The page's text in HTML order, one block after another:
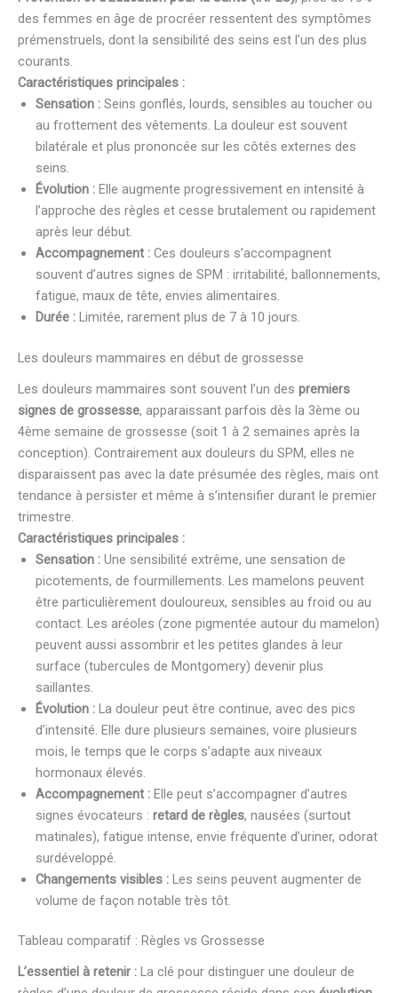
des femmes en âge de procréer ressentent des symptômes
prémenstruels, dont la sensibilité des seins est l’un des plus
courants.
Caractéristiques principales :
Sensation : Seins gonflés, lourds, sensibles au toucher ou
au frottement des vêtements. La douleur est souvent
bilatérale et plus prononcée sur les côtés externes des
seins.
Évolution : Elle augmente progressivement en intensité à
l’approche des règles et cesse brutalement ou rapidement
après leur début.
Accompagnement : Ces douleurs s’accompagnent
souvent d’autres signes de SPM : irritabilité, ballonnements,
fatigue, maux de tête, envies alimentaires.
Durée : Limitée, rarement plus de 7 à 10 jours.
Les douleurs mammaires en début de grossesse
Les douleurs mammaires sont souvent l’un des premiers
signes de grossesse, apparaissant parfois dès la 3ème ou
4ème semaine de grossesse (soit 1 à 2 semaines après la
conception). Contrairement aux douleurs du SPM, elles ne
disparaissent pas avec la date présumée des règles, mais ont
tendance à persister et même à s’intensifier durant le premier
trimestre.
Caractéristiques principales :
Sensation : Une sensibilité extrême, une sensation de
picotements, de fourmillements. Les mamelons peuvent
être particulièrement douloureux, sensibles au froid ou au
contact. Les aréoles (zone pigmentée autour du mamelon)
peuvent aussi assombrir et les petites glandes à leur
surface (tubercules de Montgomery) devenir plus
saillantes.
Évolution : La douleur peut être continue, avec des pics
d’intensité. Elle dure plusieurs semaines, voire plusieurs
mois, le temps que le corps s’adapte aux niveaux
hormonaux élevés.
Accompagnement : Elle peut s’accompagner d’autres
signes évocateurs : retard de règles, nausées (surtout
matinales), fatigue intense, envie fréquente d’uriner, odorat
surdéveloppé.
Changements visibles : Les seins peuvent augmenter de
volume de façon notable très tôt.
Tableau comparatif : Règles vs Grossesse
L’essentiel à retenir : La clé pour distinguer une douleur de